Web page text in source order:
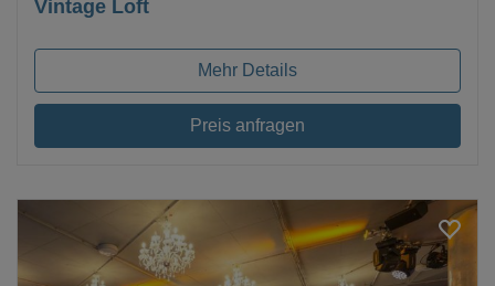
Vintage Loft
Mehr Details
Preis anfragen